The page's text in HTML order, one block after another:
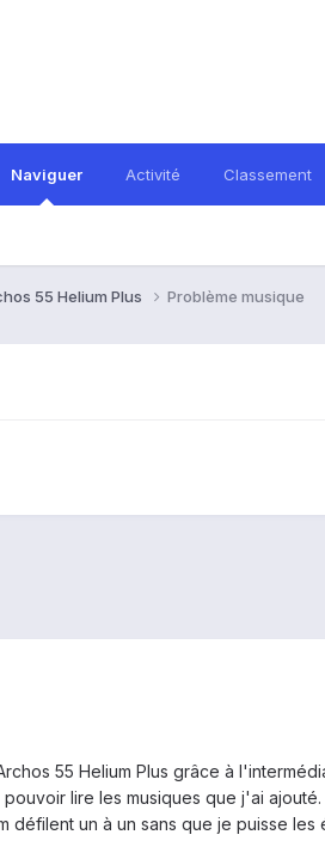
Naviguer Activité Classement
55 Helium Plus Problème musique
55 Helium Plus grâce à
lire les musiques que j'ai
un à un sans que je puisse